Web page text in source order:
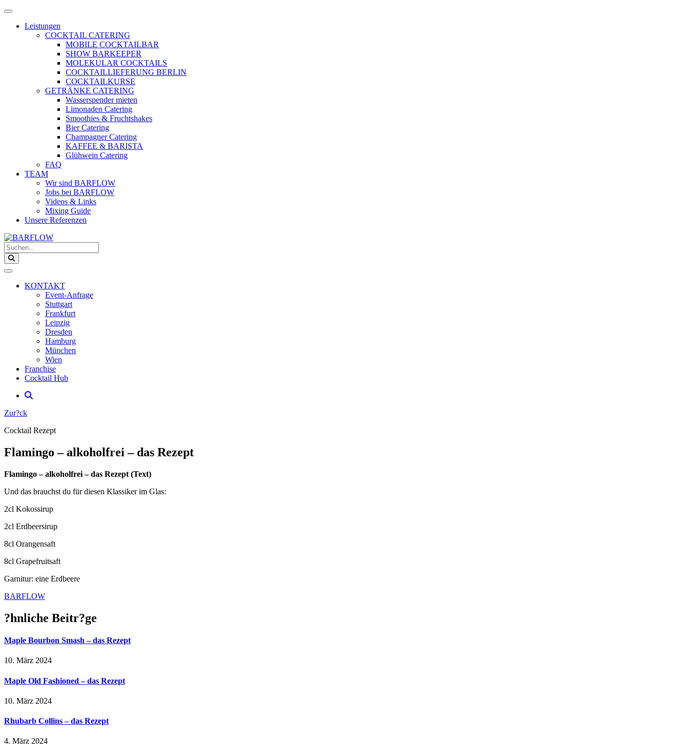
Zum
springen
Menü
öffnenLeistungen
COCKTAIL CATERING
MOBILE COCKTAILBAR
SHOW BARKEEPER
MOLEKULAR COCKTAILS
COCKTAILLIEFERUNG BERLIN
COCKTAILKURSE
GETRÄNKE CATERING
Wasserspender mieten
Limonaden Catering
Smoothies & Fruchtshakes
Bier Catering
Champagner Catering
KAFFEE & BARISTA
Glühwein Catering
FAQ
TEAM
Wir sind BARFLOW
Jobs bei BARFLOW
Videos & Links
Mixing Guide
Unsere Referenzen
Suchen...
KONTAKT
Event-Anfrage
Stuttgart
Frankfurt
Leipzig
Dresden
Hamburg
München
Wien
Franchise
Cocktail Hub
Zur?ck
Cocktail Rezept
Flamingo – alkoholfrei – das Rezept
Flamingo – alkoholfrei – das Rezept (Text)
Und das brauchst du für diesen Klassiker im Glas:
2cl Kokossirup
2cl Erdbeersirup
8cl Orangensaft
8cl Grapefruitsaft
Garnitur: eine Erdbeere
BARFLOW
?hnliche Beitr?ge
Maple Bourbon Smash – das Rezept
10. März 2024
Maple Old Fashioned – das Rezept
10. März 2024
Rhubarb Collins – das Rezept
4. März 2024